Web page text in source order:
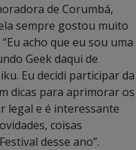
de Corumbá,
sempre gostou muito
acho que eu sou uma
Geek daqui de
Eu decidi participar da
dicas para aprimorar os
legal e é interessante
coisas
desse ano”.